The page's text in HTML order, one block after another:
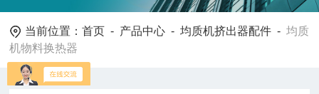
当前位置：首页 - 产品中心 -均质机挤出器配件 -均质
机物料换热器